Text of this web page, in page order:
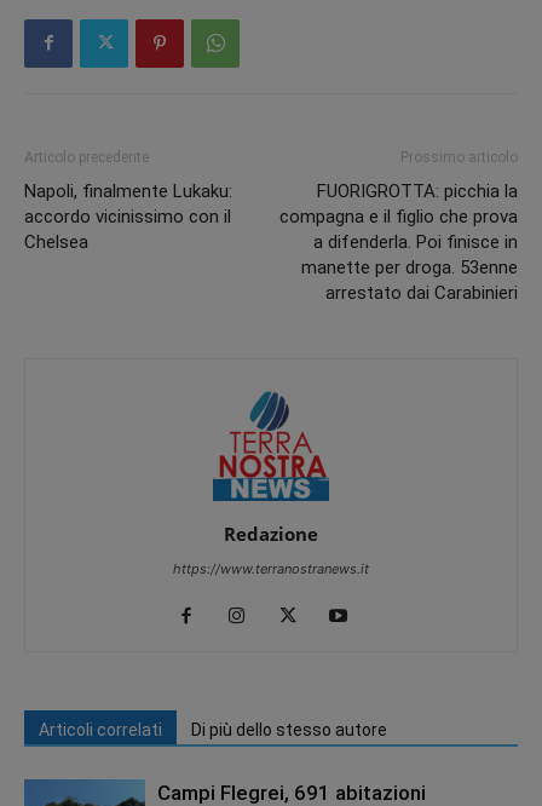
Articolo precedente
Napoli, finalmente Lukaku:
accordo vicinissimo con il
Chelsea
Prossimo articolo
FUORIGROTTA: picchia la
compagna e il figlio che prova
a difenderla. Poi finisce in
manette per droga. 53enne
arrestato dai Carabinieri
Redazione
https://www.terranostranews.it
Articoli correlati Di più dello stesso autore
Campi Flegrei, 691 abitazioni